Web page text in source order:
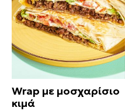
Wrap με μοσχαρίσιο
κιμά